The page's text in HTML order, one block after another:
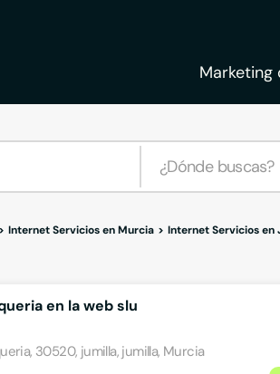
Marketing
Internet Servicios en Murcia Internet Servicios en
en la web slu
30520, jumilla, jumilla, Murcia